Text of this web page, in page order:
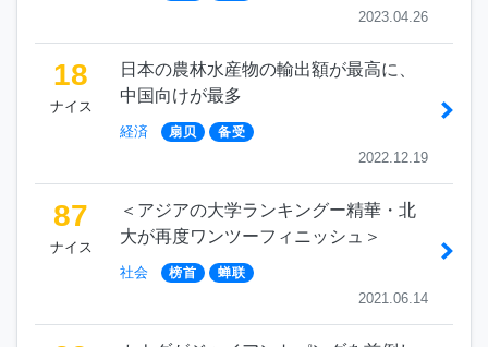
2023.04.26
18
ナイス
日本の農林水産物の輸出額が最高に、
中国向けが最多
経済 扇贝 备受
2022.12.19
87
ナイス
＜アジアの大学ランキングー精華・北
大が再度ワンツーフィニッシュ＞
社会 榜首 蝉联
2021.06.14